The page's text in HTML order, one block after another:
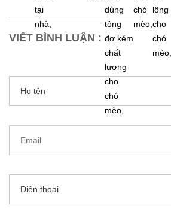
tại
nhà,
dùng
tông
đơ kém
chất
lượng
cho
chó
mèo,
chó
mèo,
lông
cho
chó
mèo,
VIẾT BÌNH LUẬN :